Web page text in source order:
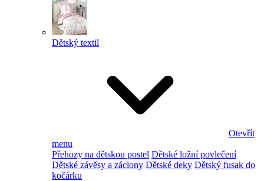
Dětský textil
Otevřít
menu
Přehozy na dětskou postel Dětské ložní povlečení
Dětské závěsy a záclony Dětské deky Dětský fusak do
kočárku